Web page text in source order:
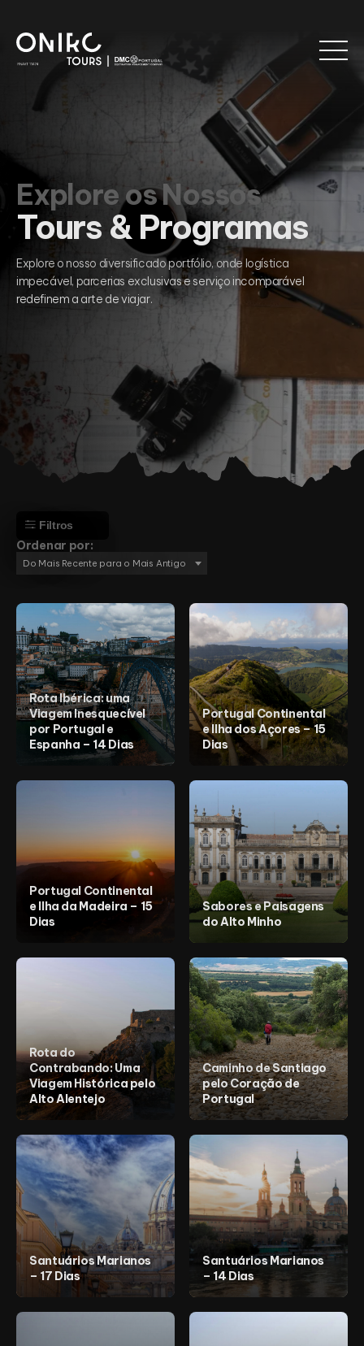
Explore os Nossos
Tours & Programas
Explore o nosso diversificado portfólio, onde logística
impecável, parcerias exclusivas e serviço incomparável
redefinem a arte de viajar.
Filtros
Aventura
Cultura
Montanha
Praia
Religião
África
Angola
Cabo Verde
Egito
Moçambique
Espanha
França
Países Baixos
Portugal
Reino Unido
Médio Oriente
Egito
Ordenar por:
Do Mais Recente para o Mais Antigo
Rota Ibérica: uma
Viagem Inesquecível
por Portugal e
Espanha – 14 Dias
Portugal Continental
e Ilha dos Açores – 15
Dias
Portugal Continental
e Ilha da Madeira – 15
Dias
Sabores e Paisagens
do Alto Minho
Rota do
Contrabando: Uma
Viagem Histórica pelo
Alto Alentejo
Caminho de Santiago
pelo Coração de
Portugal
Santuários Marianos
– 17 Dias
Santuários Marianos
– 14 Dias